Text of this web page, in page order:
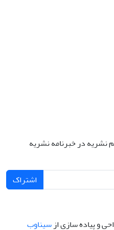
نشریه در خبرنامه نشریه
اشتراک
و پیاده سازی ازسیناوب